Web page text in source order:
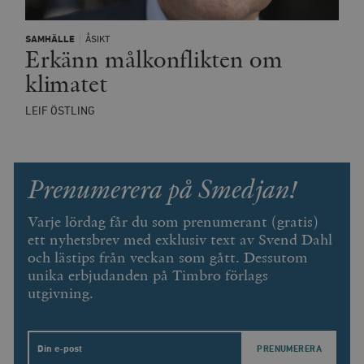
SAMHÄLLE ÅSIKT
Erkänn målkonflikten om
klimatet
LEIF ÖSTLING
Prenumerera på Smedjan!
Varje lördag får du som prenumerant (gratis)
ett nyhetsbrev med exklusiv text av Svend Dahl
och lästips från veckan som gått. Dessutom
unika erbjudanden på Timbro förlags
utgivning.
Email
wp_woocommerce_session_[abcdef0123456789]
{32}
timbro.se
__cf_bm
Inc.